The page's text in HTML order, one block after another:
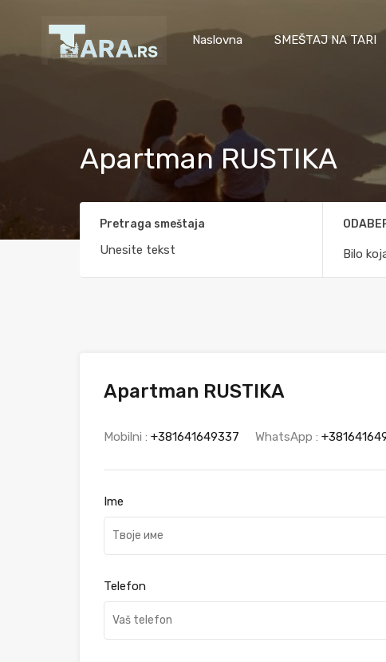
Naslovna SMEŠTAJ NA TARI
Apartman RUSTIKA
Pretraga smeštaja
Bilo
Apartman RUSTIKA
Mobilni : +381641649337 WhatsApp :
Ime
Telefon